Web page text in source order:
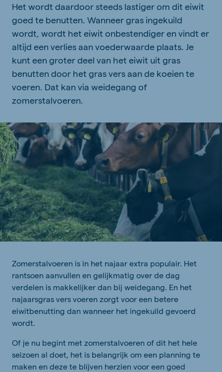
Het wordt daardoor steeds lastiger om dit eiwit
goed te benutten. Wanneer gras ingekuild
wordt, wordt het eiwit onbestendiger en vindt er
altijd een verlies aan voederwaarde plaats. Je
kunt een groter deel van het eiwit uit gras
benutten door het gras vers aan de koeien te
voeren. Dat kan via weidegang of
zomerstalvoeren.
Zomerstalvoeren is in het najaar extra populair. Het
rantsoen aanvullen en gelijkmatig over de dag
verdelen is makkelijker dan bij weidegang. En het
najaarsgras vers voeren zorgt voor een betere
eiwitbenutting dan wanneer het ingekuild gevoerd
wordt.
Of je nu begint met zomerstalvoeren of dit het hele
seizoen al doet, het is belangrijk om een planning te
maken en deze te blijven herzien voor een goed